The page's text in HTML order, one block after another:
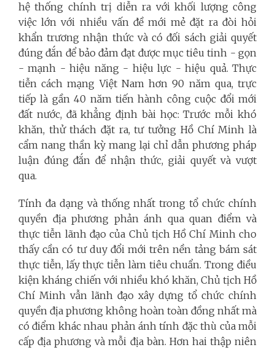
hệ thống chính trị diễn ra với khối lượng công
việc lớn với nhiều vấn đề mới mẻ đặt ra đòi hỏi
khẩn trương nhận thức và có đối sách giải quyết
đúng đắn để bảo đảm đạt được mục tiêu tinh - gọn
- mạnh - hiệu năng - hiệu lực - hiệu quả. Thực
tiễn cách mạng Việt Nam hơn 90 năm qua, trực
tiếp là gần 40 năm tiến hành công cuộc đổi mới
đất nước, đã khẳng định bài học: Trước mỗi khó
khăn, thử thách đặt ra, tư tưởng Hồ Chí Minh là
cẩm nang thần kỳ mang lại chỉ dẫn phương pháp
luận đúng đắn để nhận thức, giải quyết và vượt
qua.
Tính đa dạng và thống nhất trong tổ chức chính
quyền địa phương phản ánh qua quan điểm và
thực tiễn lãnh đạo của Chủ tịch Hồ Chí Minh cho
thấy cần có tư duy đổi mới trên nền tảng bám sát
thực tiễn, lấy thực tiễn làm tiêu chuẩn. Trong điều
kiện kháng chiến với nhiều khó khăn, Chủ tịch Hồ
Chí Minh vẫn lãnh đạo xây dựng tổ chức chính
quyền địa phương không hoàn toàn đồng nhất mà
có điểm khác nhau phản ánh tính đặc thù của mỗi
cấp địa phương và mỗi địa bàn. Hơn hai thập niên